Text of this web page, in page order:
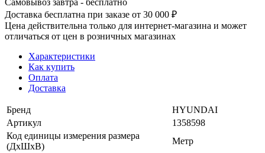
Доставка бесплатна при заказе от 30 000 ₽
Цена действительна только для интернет-магазина и может
отличаться от цен в розничных магазинах
Характеристики
Как купить
Оплата
Доставка
Бренд
HYUNDAI
Артикул
1358598
Код единицы измерения размера
(ДхШхВ)
Метр